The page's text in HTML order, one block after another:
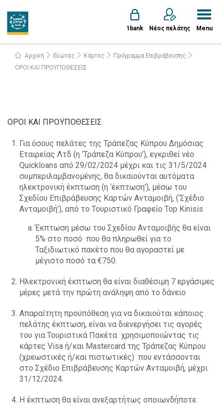
1bank Νέος πελάτης Menu
Αρχική Ιδιώτες Κάρτες
Πρόγραμμα Επιβράβευσης
ΟΡΟΙ ΚΑΙ ΠΡΟΫΠΟΘΕΣΕΙΣ
ΟΡΟΙ ΚΑΙ ΠΡΟΫΠΟΘΕΣΕΙΣ
Για όσους πελάτες της Τράπεζας Κύπρου Δημόσιας
Εταιρείας Λτδ (η ‘Τράπεζα Κύπρου’), εγκριθεί νέο
Quickloans από 29/02/2024 μέχρι και τις 31/5/2024
συμπεριλαμβανομένης, θα δικαιούνται αυτόματα
ηλεκτρονική έκπτωση (η ‘έκπτωση’), μέσω του
Σχεδίου Επιβράβευσης Καρτών Ανταμοιβή, (‘Σχέδιο
Ανταμοιβή’), από το Τουριστικό Γραφείο Top Kinisis
Έκπτωση μέσω του Σχεδίου Ανταμοιβής θα είναι
5% στο ποσό που θα πληρωθεί για το
Ταξιδιωτικό πακέτο που θα αγοραστεί με
μέγιστο ποσό τα €750.
Ηλεκτρονική έκπτωση θα είναι διαθέσιμη 7 εργάσιμες
μέρες μετά την πρώτη ανάληψη από το δάνειο
Απαραίτητη προϋπόθεση για να δικαιούται κάποιος
πελάτης έκπτωση, είναι να διενεργήσει τις αγορές
του για Τουριστικά Πακέτα χρησιμοποιώντας τις
κάρτες Visa ή/και Mastercard της Τράπεζας Κύπρου
(χρεωστικές ή/και πιστωτικές) που εντάσσονται
στο Σχέδιο Επιβράβευσης Καρτών Ανταμοιβή, μέχρι
31/12/2024.
H έκπτωση θα είναι ανεξαρτήτως οποιωνδήποτε